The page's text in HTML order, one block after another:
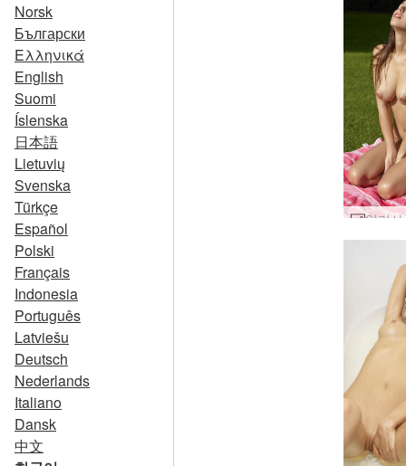
Norsk
Български
Ελληνικά
English
Suomi
Íslenska
日本語
Lietuvių
Svenska
Türkçe
Español
Polski
Français
Indonesia
Português
Latviešu
Deutsch
Nederlands
Italiano
Dansk
中文